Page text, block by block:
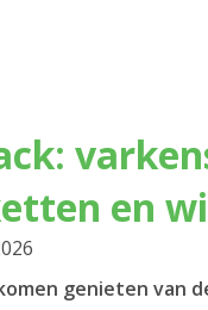
en
genieten van